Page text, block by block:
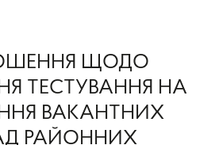
ЩОДО
ТЕСТУВАННЯ НА
ВАКАНТНИХ
РАЙОННИХ